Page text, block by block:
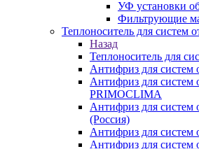
УФ установки
Фильтрующие
Теплоноситель для систем
Назад
Теплоноситель для
Антифриз для систем
Антифриз для систем
PRIMOCLIMA
Антифриз для систем
(Россия)
Антифриз для систем
Антифриз для систем